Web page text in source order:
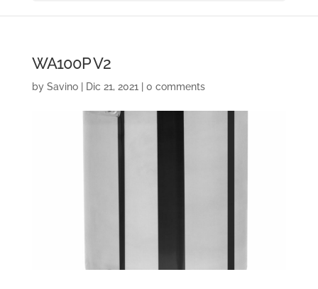
WA100P V2
by Savino| Dic 21, 2021 0 comments